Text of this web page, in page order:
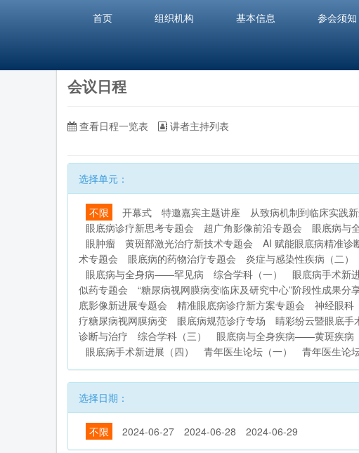
首页 组织机构 基本信息 参会须知
会议日程
查看日程一览表 讲者主持列表
选择单元：
不限 开幕式 特邀嘉宾主题讲座 从致病机制到临床实践
眼底病诊疗新思考专题会
超广角影像前沿专题会 眼底病与
眼肿瘤
黄斑部激光治疗新技术专题会 AI 赋能眼底病精准诊
术专题会
眼底病的药物治疗专题会 炎症与感染性疾病（二）
眼底病与全身病——罕见病
综合学科（一） 眼底病手术新
似药专题会
“糖尿病视网膜病变临床及研究中心”阶段性成果分
底影像新进展专题会
精准眼底病诊疗新方案专题会 神经眼科
疗糖尿病视网膜病变
眼底病规范诊疗专场 睛彩纷云暨眼底手
诊断与治疗
综合学科（三） 眼底病与全身疾病——黄斑疾病
眼底病手术新进展（四）
青年医生论坛（一） 青年医生论
选择日期：
不限 2024-06-27 2024-06-28 2024-06-29